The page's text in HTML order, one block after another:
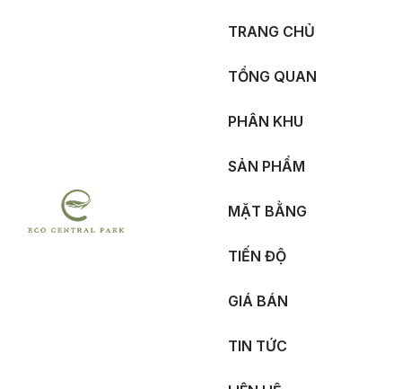
TRANG CHỦ
TỔNG QUAN
PHÂN KHU
SẢN PHẨM
MẶT BẰNG
TIẾN ĐỘ
GIÁ BÁN
TIN TỨC